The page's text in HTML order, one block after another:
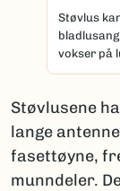
Støvlus
vokser på
Støvlusene
lange
fasettøyne,
munndeler.